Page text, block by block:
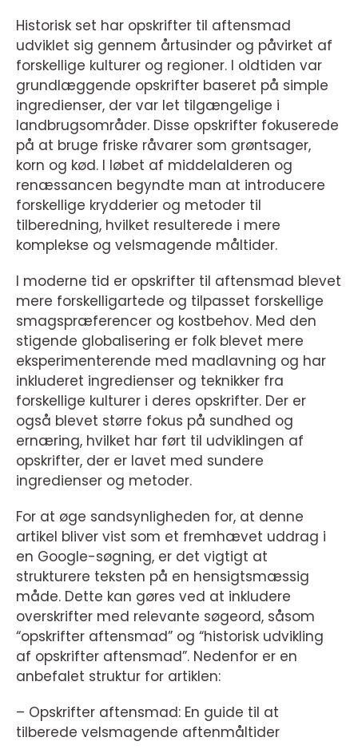
Historisk set har opskrifter til aftensmad
udviklet sig gennem årtusinder og påvirket af
forskellige kulturer og regioner. I oldtiden var
grundlæggende opskrifter baseret på simple
ingredienser, der var let tilgængelige i
landbrugsområder. Disse opskrifter fokuserede
på at bruge friske råvarer som grøntsager,
korn og kød. I løbet af middelalderen og
renæssancen begyndte man at introducere
forskellige krydderier og metoder til
tilberedning, hvilket resulterede i mere
komplekse og velsmagende måltider.
I moderne tid er opskrifter til aftensmad blevet
mere forskelligartede og tilpasset forskellige
smagspræferencer og kostbehov. Med den
stigende globalisering er folk blevet mere
eksperimenterende med madlavning og har
inkluderet ingredienser og teknikker fra
forskellige kulturer i deres opskrifter. Der er
også blevet større fokus på sundhed og
ernæring, hvilket har ført til udviklingen af
opskrifter, der er lavet med sundere
ingredienser og metoder.
For at øge sandsynligheden for, at denne
artikel bliver vist som et fremhævet uddrag i
en Google-søgning, er det vigtigt at
strukturere teksten på en hensigtsmæssig
måde. Dette kan gøres ved at inkludere
overskrifter med relevante søgeord, såsom
“opskrifter aftensmad” og “historisk udvikling
af opskrifter aftensmad”. Nedenfor er en
anbefalet struktur for artiklen:
– Opskrifter aftensmad: En guide til at
tilberede velsmagende aftenmåltider